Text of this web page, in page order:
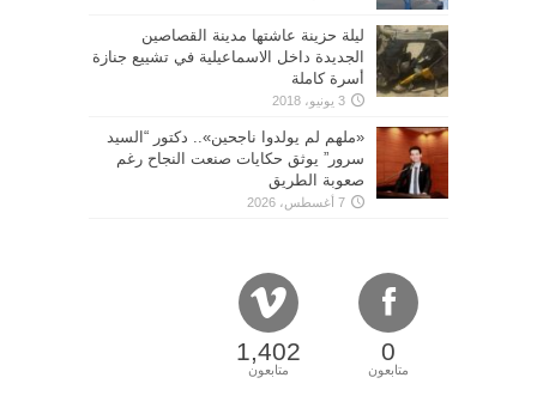
ليلة حزينة عاشتها مدينة القصاصين
الجديدة داخل الاسماعيلية في تشييع جنازة
أسرة كاملة
3 يونيو، 2018
«ملهم لم يولدوا ناجحين».. دكتور “السيد
سرور” يوثق حكايات صنعت النجاح رغم
صعوبة الطريق
7 أغسطس، 2026
0
متابعون
1,402
متابعون